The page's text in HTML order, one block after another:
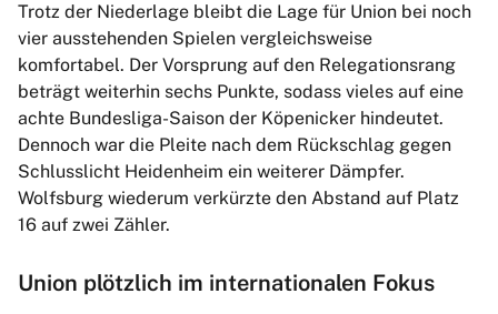
Trotz der Niederlage bleibt die Lage für Union bei noch
vier ausstehenden Spielen vergleichsweise
komfortabel. Der Vorsprung auf den Relegationsrang
beträgt weiterhin sechs Punkte, sodass vieles auf eine
achte Bundesliga-Saison der Köpenicker hindeutet.
Dennoch war die Pleite nach dem Rückschlag gegen
Schlusslicht Heidenheim ein weiterer Dämpfer.
Wolfsburg wiederum verkürzte den Abstand auf Platz
16 auf zwei Zähler.
Union plötzlich im internationalen Fokus